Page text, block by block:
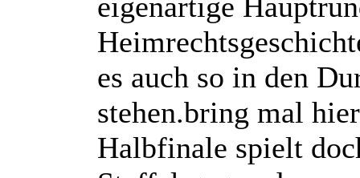
es auch so in den
stehen.bring mal
Halbfinale spielt